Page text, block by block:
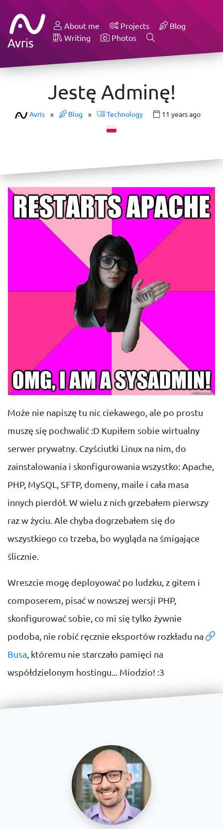
Avris
About me Projects
Blog
Writing
Photos
Jestę Adminę!
Avris » Blog » Technology 11 years ago
Może nie napiszę tu nic ciekawego, ale po prostu
muszę się pochwalić :D Kupiłem sobie wirtualny
serwer prywatny. Czyściutki Linux na nim, do
zainstalowania i skonfigurowania wszystko: Apache,
PHP, MySQL, SFTP, domeny, maile i cała masa
innych pierdół. W wielu z nich grzebałem pierwszy
raz w życiu. Ale chyba dogrzebałem się do
wszystkiego co trzeba, bo wygląda na śmigające
ślicznie.
Wreszcie mogę deployować po ludzku, z gitem i
composerem, pisać w nowszej wersji PHP,
skonfigurować sobie, co mi się tylko żywnie
podoba, nie robić ręcznie eksportów rozkładu na
Busa, któremu nie starczało pamięci na
współdzielonym hostingu... Miodzio! :3